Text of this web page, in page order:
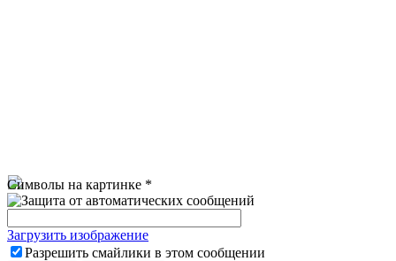
Символы на картинке *
Загрузить изображение
Разрешить смайлики в этом сообщении